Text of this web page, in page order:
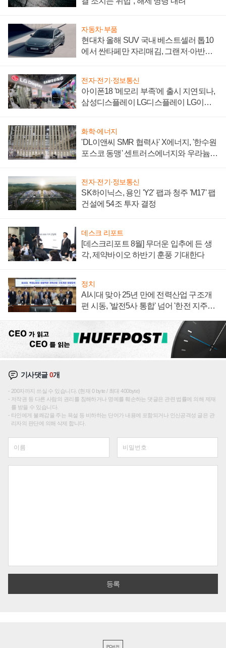
자동차·부품
현대차 올해 SUV 국내 베스트셀러 톱10
에서 싼타페만 자리매김, 그랜저·아반떼
전자·전기·정보통신
아이폰18 '메모리 부족'에 출시 지연되나,
삼성디스플레이 LG디스플레이 LG이노
화학·에너지
'DL이앤씨 SMR 협력사' X에너지, '한수원
포스코 동맹' 센트러스에너지와 우라늄
전자·전기·정보통신
SK하이닉스, 용인 'Y2' 팹과 청주 'M17' 팹
건설에 54조 투자 결정
데스크 리포트
[데스크리포트 8월] 무더운 입추에 든 생
각, 제약바이오 하반기 훈풍 기대한다
정치
AI시대 맞아 25년 만에 전력산업 구조개
편 시동, '발전5사 통합' 넘어 '한전 지주사'
기사댓글0개
200자까지 쓰실 수 있습니다. (현재 0 byte / 최대 400byte)
저작권 등 다른 사람의 권리를 침해하거나 명예를 훼손하는 댓글은 관련 법률에 의해 제재
를 받을 수 있습니다.
타인에게 불쾌감을 주는 욕설 등 비하하는 단어가 내용에 포함되거나 인신공격성 글은 관
리자의 판단에 의해 삭제 합니다.
PC버전